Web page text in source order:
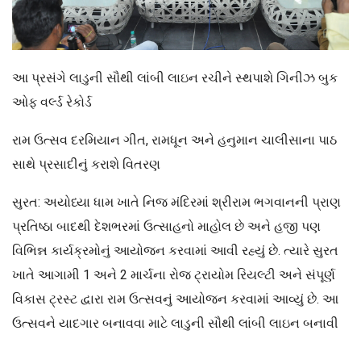
આ પ્રસંગે લાડુની સૌથી લાંબી લાઇન રચીને સ્થપાશે ગિનીઝ બુક
ઓફ વર્લ્ડ રેકોર્ડ
રામ ઉત્સવ દરમિયાન ગીત, રામધૂન અને હનુમાન ચાલીસાના પાઠ
સાથે પ્રસાદીનું કરાશે વિતરણ
સુરત: અયોધ્યા ધામ ખાતે નિજ મંદિરમાં શ્રીરામ ભગવાનની પ્રાણ
પ્રતિષ્ઠા બાદથી દેશભરમાં ઉત્સાહનો માહોલ છે અને હજી પણ
વિભિન્ન કાર્યક્રમોનું આયોજન કરવામાં આવી રહ્યું છે. ત્યારે સુરત
ખાતે આગામી 1 અને 2 માર્ચના રોજ ટ્રાયોમ રિયલ્ટી અને સંપૂર્ણ
વિકાસ ટ્રસ્ટ દ્વારા રામ ઉત્સવનું આયોજન કરવામાં આવ્યું છે. આ
ઉત્સવને યાદગાર બનાવવા માટે લાડુની સૌથી લાંબી લાઇન બનાવી